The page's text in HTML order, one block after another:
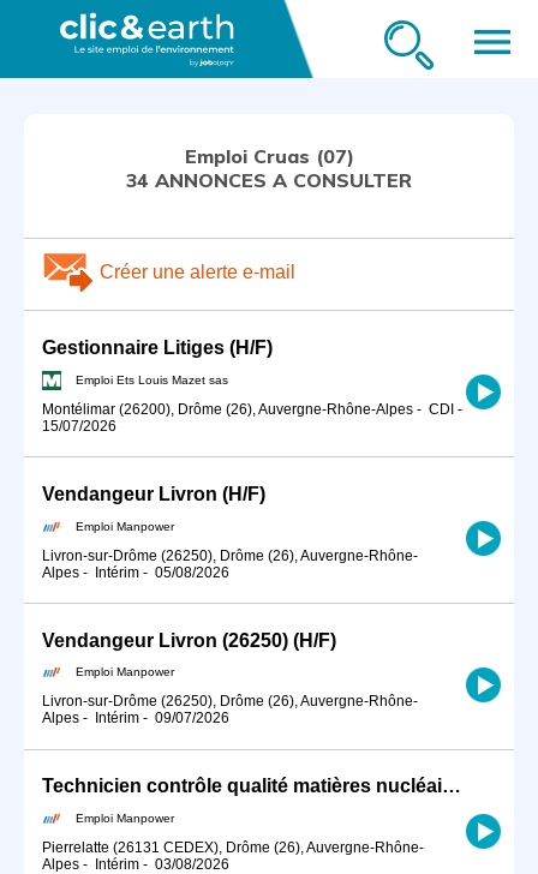
menu
Emploi Cruas (07)
34 ANNONCES A CONSULTER
Créer une alerte e-mail
Gestionnaire Litiges (H/F)
Emploi Ets Louis Mazet sas
Montélimar (26200), Drôme (26), Auvergne-Rhône-Alpes - CDI -
15/07/2026
Vendangeur Livron (H/F)
Emploi Manpower
Livron-sur-Drôme (26250), Drôme (26), Auvergne-Rhône-
Alpes - Intérim - 05/08/2026
Vendangeur Livron (26250) (H/F)
Emploi Manpower
Livron-sur-Drôme (26250), Drôme (26), Auvergne-Rhône-
Alpes - Intérim - 09/07/2026
Technicien contrôle qualité matières nucléaires sur Pierrelatte (H/F)
Emploi Manpower
Pierrelatte (26131 CEDEX), Drôme (26), Auvergne-Rhône-
Alpes - Intérim - 03/08/2026